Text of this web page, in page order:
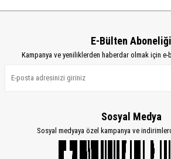
E-Bülten Aboneliği
Kampanya ve yeniliklerden haberdar olmak için
Sosyal Medya
Sosyal medyaya özel kampanya ve